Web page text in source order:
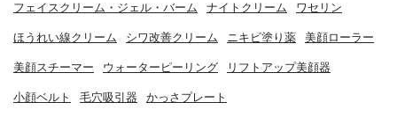
フェイスクリーム・ジェル・バーム ナイトクリーム ワセリン
ほうれい線クリーム シワ改善クリーム ニキビ塗り薬 美顔ローラー
美顔スチーマー ウォーターピーリング リフトアップ美顔器
小顔ベルト 毛穴吸引器 かっさプレート